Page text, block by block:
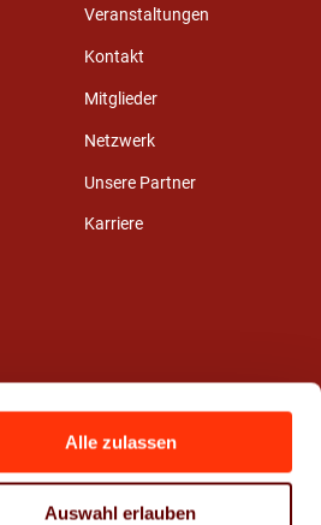
Alle zulassen
Auswahl erlauben
Veranstaltungen
Kontakt
Mitglieder
Netzwerk
Unsere Partner
Karriere